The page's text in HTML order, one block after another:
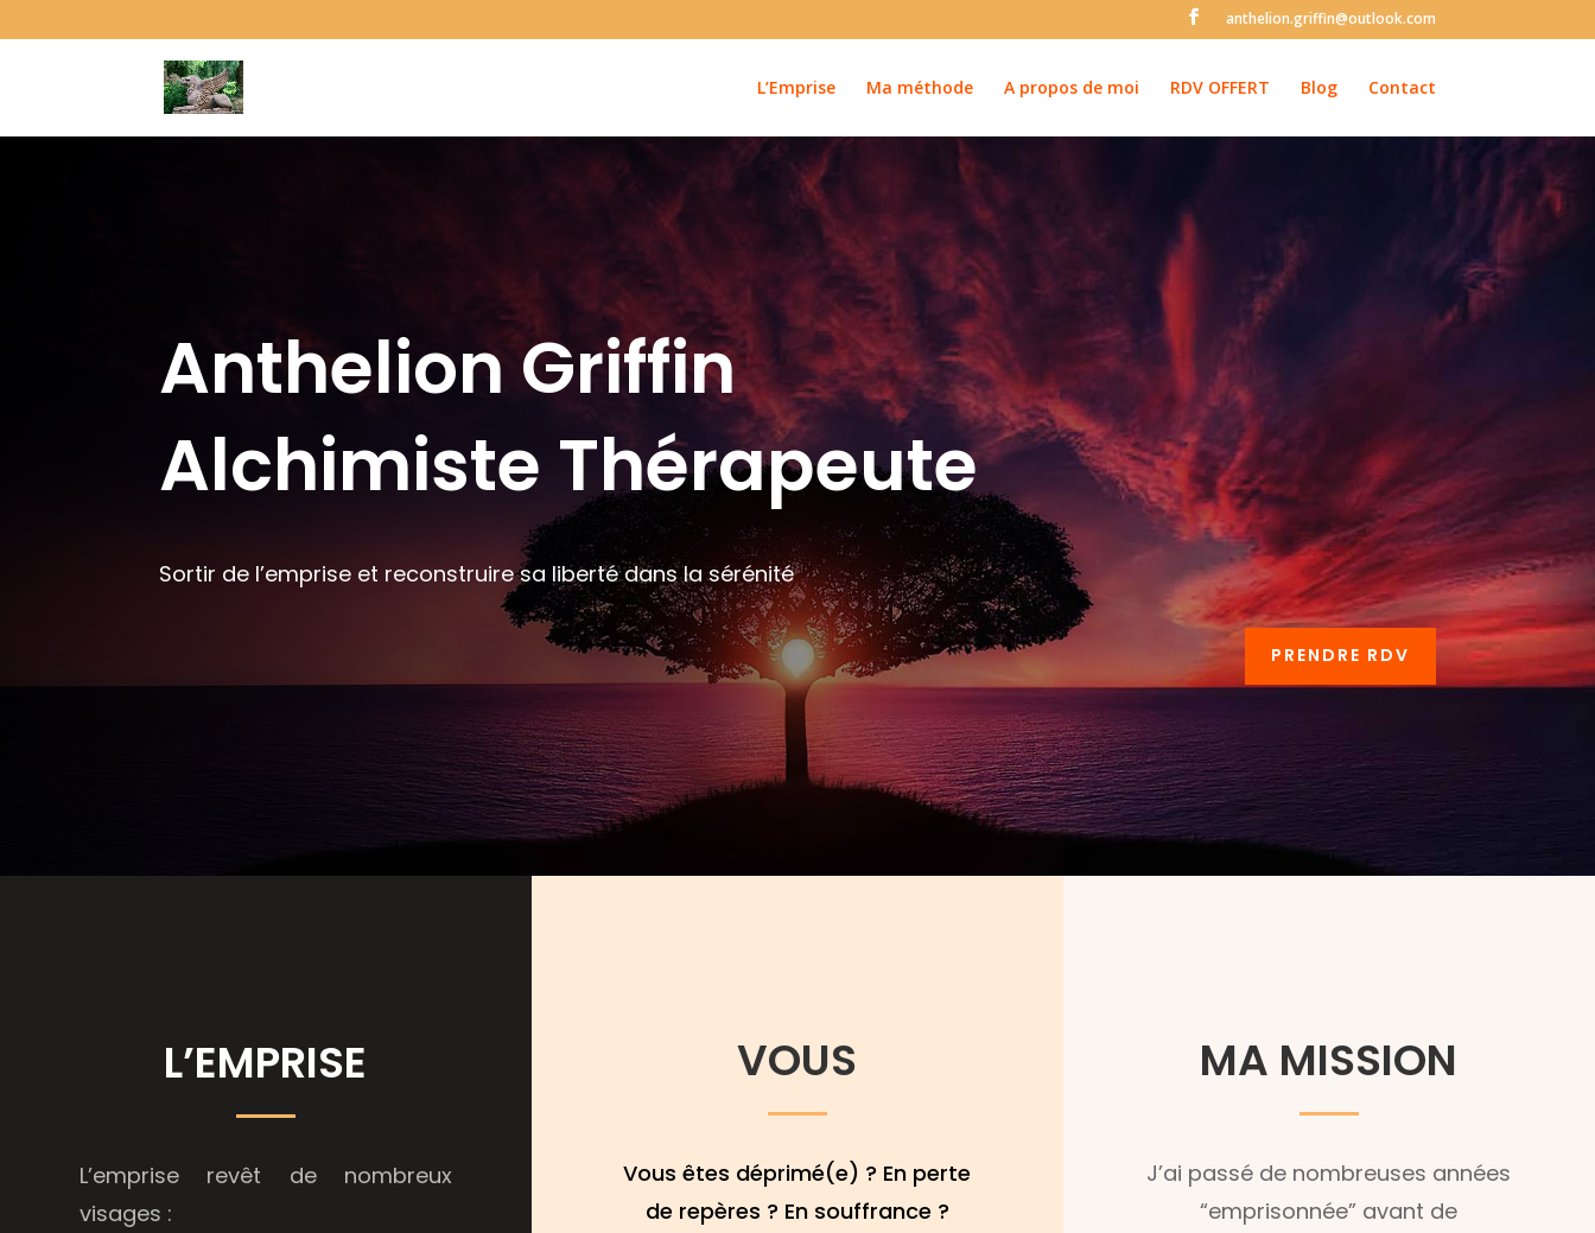
anthelion.griffin@outlook.com
L’Emprise Ma méthode A propos de moi RDV OFFERT Blog Contact
Anthelion Griffin
Alchimiste Thérapeute
Sortir de l’emprise et reconstruire sa liberté dans la sérénité
PRENDRE RDV
L’EMPRISE
L’emprise revêt de nombreux
visages :
VOUS
Vous êtes déprimé(e) ? En perte
de repères ? En souffrance ?
MA MISSION
J’ai passé de nombreuses années
“emprisonnée” avant de